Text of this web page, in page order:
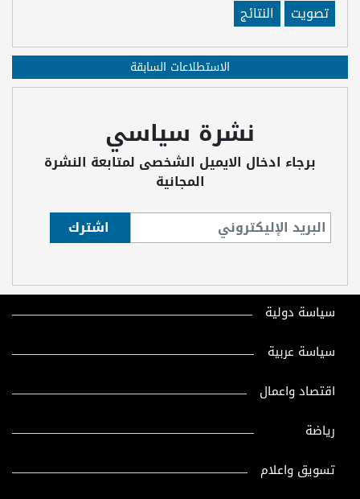
تصويت
النتائج
الاستطلاعات السابقة
نشرة سياسي
برجاء ادخال الايميل الشخصى لمتابعة النشرة
المجانية
سياسة دولية
سياسة عربية
اقتصاد واعمال
رياضة
تسويق واعلام